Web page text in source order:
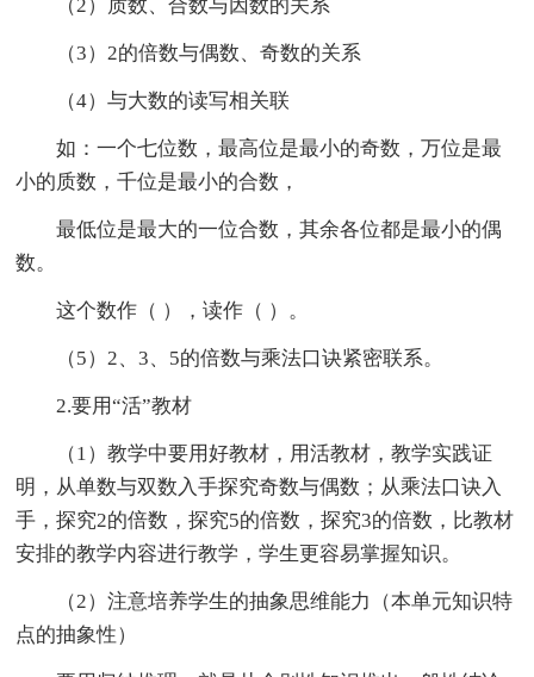
（2）质数、合数与因数的关系
（3）2的倍数与偶数、奇数的关系
（4）与大数的读写相关联
如：一个七位数，最高位是最小的奇数，万位是最
小的质数，千位是最小的合数，
最低位是最大的一位合数，其余各位都是最小的偶
数。
这个数作（ ），读作（ ）。
（5）2、3、5的倍数与乘法口诀紧密联系。
2.要用“活”教材
（1）教学中要用好教材，用活教材，教学实践证
明，从单数与双数入手探究奇数与偶数；从乘法口诀入
手，探究2的倍数，探究5的倍数，探究3的倍数，比教材
安排的教学内容进行教学，学生更容易掌握知识。
（2）注意培养学生的抽象思维能力（本单元知识特
点的抽象性）